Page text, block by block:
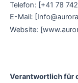
Telefon: [+41 78
E-Mail:
Website:
Verantwortlich für